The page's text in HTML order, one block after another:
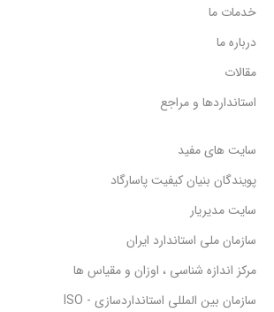
خدمات ما
درباره ما
مقالات
استانداردها و مراجع
سایت های مفید
پویندگان بنیان کیفیت پاسارگاد
سایت مدیریار
سازمان ملی استاندارد ایران
مرکز اندازه شناسی ، اوزان و مقیاس ها
سازمان بین المللی استانداردسازی - ISO